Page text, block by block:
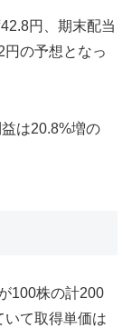
円、期末配当
の予想となっ
は20.8%増の
100株の計200
て取得単価は